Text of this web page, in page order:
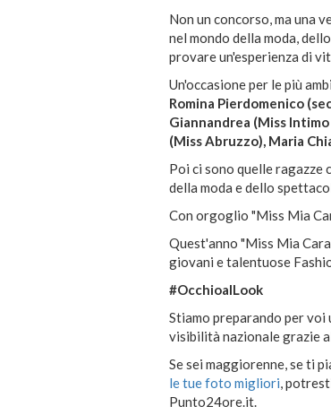
Non un concorso, ma una
nel mondo della moda,
provare un'esperienza di
Un'occasione per le più
Romina Pierdomenico
Giannandrea (Miss Intimo
(Miss Abruzzo), Maria
Poi ci sono quelle ragazze
della moda e dello
Con orgoglio "Miss Mia
Quest'anno "Miss Mia
giovani e talentuose
#OcchioalLook
Stiamo preparando per voi
visibilità nazionale grazie
Se sei maggiorenne, se ti
le tue foto migliori,
Punto24ore.it.